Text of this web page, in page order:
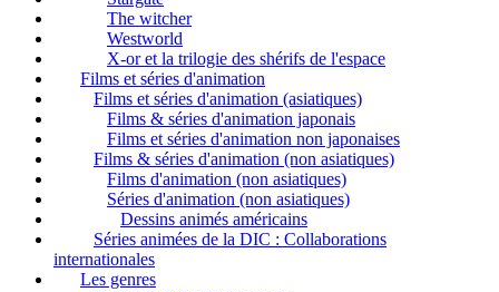
The witcher
Westworld
X-or et la trilogie des shérifs de l'espace
Films et séries d'animation
Films et séries d'animation (asiatiques)
Films & séries d'animation japonais
Films et séries d'animation non japonaises
Films & séries d'animation (non asiatiques)
Films d'animation (non asiatiques)
Séries d'animation (non asiatiques)
Dessins animés américains
Séries animées de la DIC : Collaborations
internationales
Les genres